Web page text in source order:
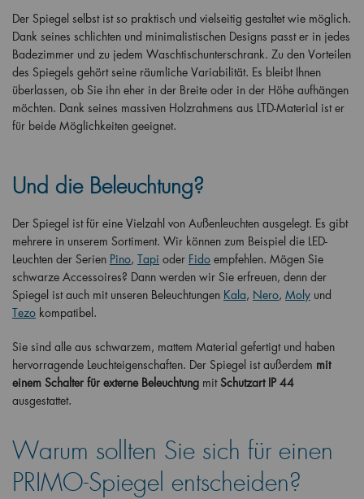
Der Spiegel selbst ist so praktisch und vielseitig gestaltet wie möglich.
Dank seines schlichten und minimalistischen Designs passt er in jedes
Badezimmer und zu jedem Waschtischunterschrank. Zu den Vorteilen
des Spiegels gehört seine räumliche Variabilität. Es bleibt Ihnen
überlassen, ob Sie ihn eher in der Breite oder in der Höhe aufhängen
möchten. Dank seines massiven Holzrahmens aus LTD-Material ist er
für beide Möglichkeiten geeignet.
Und die Beleuchtung?
Der Spiegel ist für eine Vielzahl von Außenleuchten ausgelegt. Es gibt
mehrere in unserem Sortiment. Wir können zum Beispiel die LED-
Leuchten der Serien Pino, Tapi oder Fido empfehlen. Mögen Sie
schwarze Accessoires? Dann werden wir Sie erfreuen, denn der
Spiegel ist auch mit unseren Beleuchtungen Kala, Nero, Moly und
Tezo kompatibel.
Sie sind alle aus schwarzem, mattem Material gefertigt und haben
hervorragende Leuchteigenschaften. Der Spiegel ist außerdem mit
einem Schalter für externe Beleuchtung mitSchutzart IP 44
ausgestattet.
Warum sollten Sie sich für einen
PRIMO-Spiegel entscheiden?